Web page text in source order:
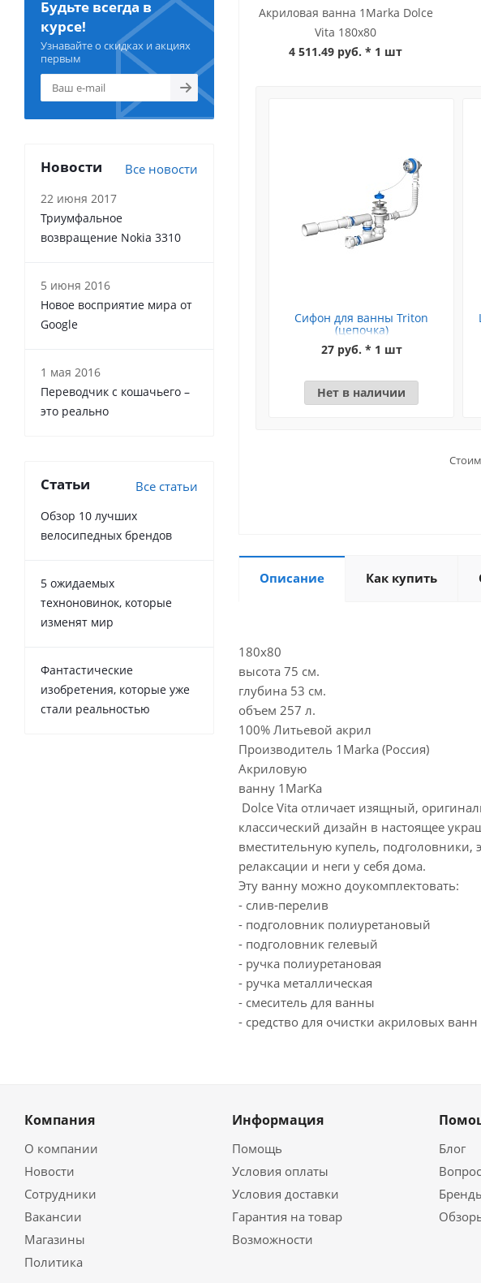
Акриловая ванна 1Marka Dolce
Vita 180x80
4 511.49 руб. * 1 шт
Сифон для ванны Triton
(цепочка)
27 руб. * 1 шт
Нет в наличии
Описание Как купить
180х80
высота 75 см.
глубина 53 см.
объем 257 л.
100% Литьевой акрил
Производитель 1Marka (Россия)
Акриловую
ванну 1MarKa
Dolce Vita отличает изящный,
классический дизайн в настоящее
вместительную купель,
релаксации и неги у себя дома.
Эту ванну можно доукомплектовать:
- слив-перелив
- подголовник полиуретановый
- подголовник гелевый
- ручка полиуретановая
- ручка металлическая
- смеситель для ванны
- средство для очистки акриловых ванн
Будьте всегда в
курсе!
Узнавайте о скидках и акциях
первым
Новости Все новости
22 июня 2017
Триумфальное
возвращение Nokia 3310
5 июня 2016
Новое восприятие мира от
Google
1 мая 2016
Переводчик с кошачьего –
это реально
Статьи Все статьи
Обзор 10 лучших
велосипедных брендов
5 ожидаемых
техноновинок, которые
изменят мир
Фантастические
изобретения, которые уже
стали реальностью
Компания
О компании
Новости
Сотрудники
Вакансии
Магазины
Политика
Информация
Помощь
Условия оплаты
Условия доставки
Гарантия на товар
Возможности
Блог